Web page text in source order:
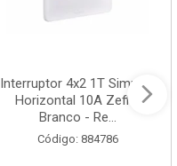
Interruptor 4x2 1T Simples
Horizontal 10A Zeffia
Branco - Re...
Código: 884786